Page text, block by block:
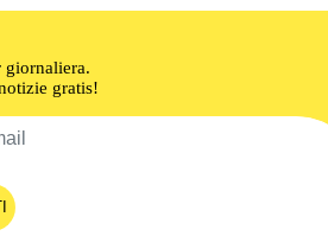
giornaliera.
gratis!